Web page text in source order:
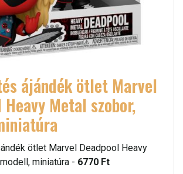
ájándék ötlet Marvel
Heavy Metal szobor,
ötlet Marvel Deadpool Heavy
miniatúra - 6770 Ft